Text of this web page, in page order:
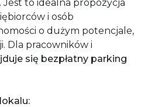
Jest to idealna propozycja
i osób
o dużym potencjale,
Dla pracowników i
się bezpłatny parking